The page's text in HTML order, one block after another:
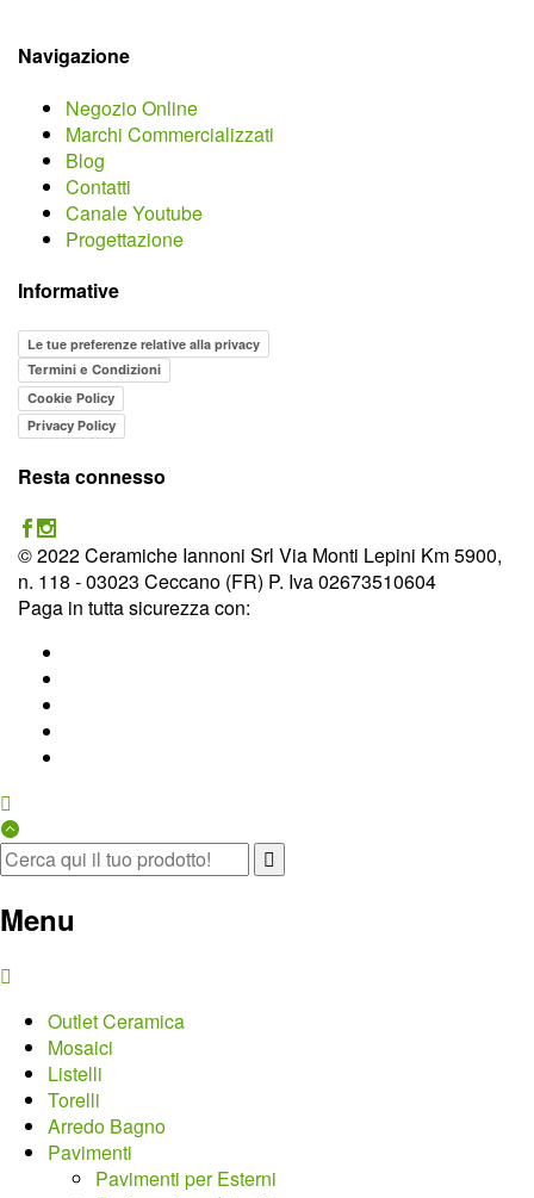
Navigazione
Negozio Online
Marchi Commercializzati
Blog
Contatti
Canale Youtube
Progettazione
Informative
Le tue preferenze relative alla privacy
Termini e Condizioni
Cookie Policy
Privacy Policy
Resta connesso
© 2022 Ceramiche Iannoni Srl Via Monti Lepini Km 5900,
n. 118 - 03023 Ceccano (FR) P. Iva 02673510604
Paga in tutta sicurezza con:
Menu
Outlet Ceramica
Mosaici
Listelli
Torelli
Arredo Bagno
Pavimenti
Pavimenti per Esterni